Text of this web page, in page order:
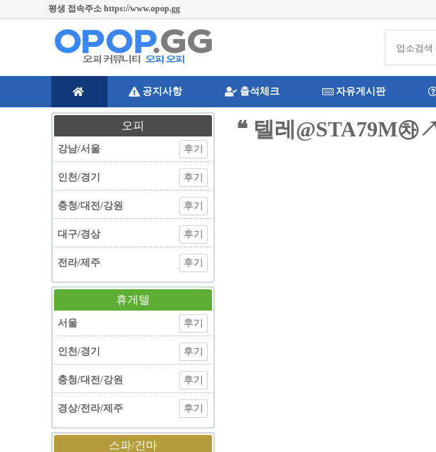
평생 접속주소 https://www.opop.gg
공지사항 출석체크 자유게시판
오피
강남/서울 후기
인천/경기 후기
충청/대전/강원 후기
대구/경상 후기
전라/제주 후기
휴게텔
서울 후기
인천/경기 후기
충청/대전/강원 후기
경상/전라/제주 후기
스파/건마
❝ 텔레@STA79M㉷